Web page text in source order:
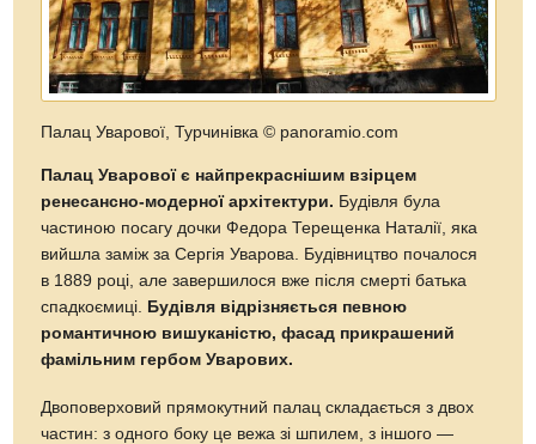
Палац Уварової, Турчинівка© panoramio.com
Палац Уварової є найпрекраснішим взірцем
ренесансно-модерної архітектури. Будівля була
частиною посагу дочки Федора Терещенка Наталії, яка
вийшла заміж за Сергія Уварова. Будівництво почалося
в 1889 році, але завершилося вже після смерті батька
спадкоємиці.
Будівля відрізняється певною
романтичною вишуканістю, фасад прикрашений
фамільним гербом Уварових.
Двоповерховий прямокутний палац складається з двох
частин: з одного боку це вежа зі шпилем, з іншого —